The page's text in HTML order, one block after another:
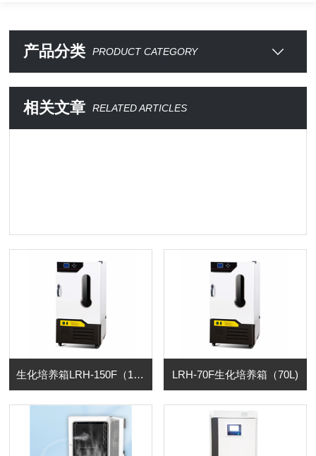
产品分类 PRODUCT CATEGORY
相关文章 RELATED ARTICLES
生化培养箱LRH-150F（150L) LRH-70F生化培养箱（70L)